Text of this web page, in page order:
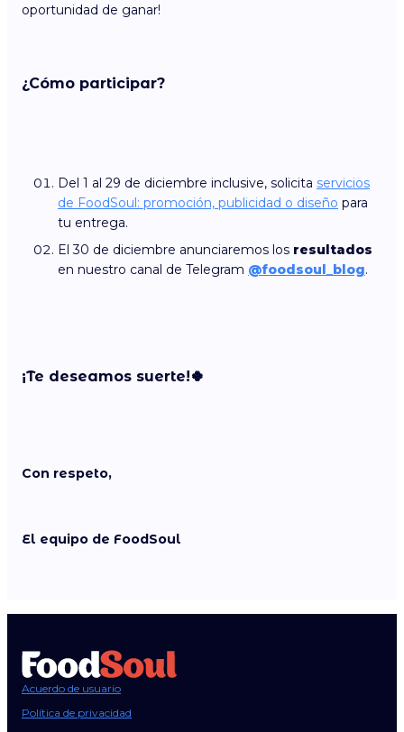
oportunidad de ganar!
¿Cómo participar?
Del 1 al 29 de diciembre inclusive, solicita servicios
de FoodSoul: promoción, publicidad o diseño para
tu entrega.
El 30 de diciembre anunciaremos los resultados
en nuestro canal de Telegram @foodsoul_blog.
¡Te deseamos suerte!🍀
Con respeto,
El equipo de FoodSoul
Acuerdo de usuario
Política de privacidad